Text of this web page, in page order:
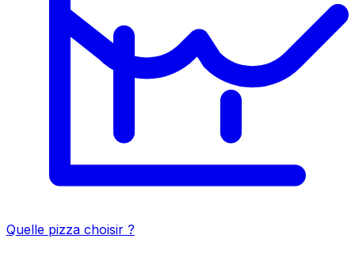
Quelle pizza choisir ?